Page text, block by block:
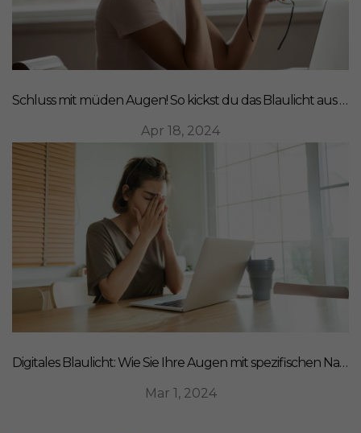
Schluss mit müden Augen! So kickst du das Blaulicht aus deinem Leben
Apr 18, 2024
Digitales Blaulicht: Wie Sie Ihre Augen mit spezifischen Nahrungsergänzungsmitteln schützen können
Mar 1, 2024